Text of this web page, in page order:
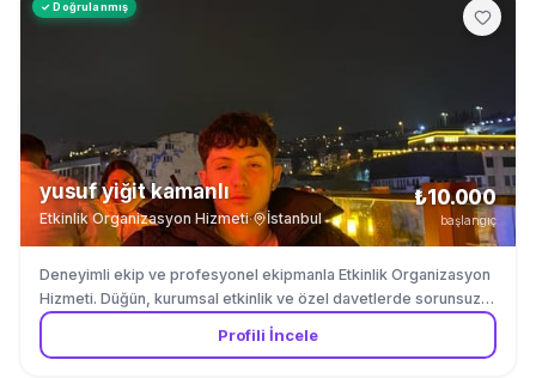
✓ Doğrulanmış
yusuf yiğit kamanlı
Etkinlik Organizasyon Hizmeti· İstanbul
₺10.000
başlangıç
Deneyimli ekip ve profesyonel ekipmanla Etkinlik Organizasyon
Hizmeti. Düğün, kurumsal etkinlik ve özel davetlerde sorunsuz
hizmet garantisi. İstanbul merkezli, çevre illere hizmet verilir.
Profili İncele